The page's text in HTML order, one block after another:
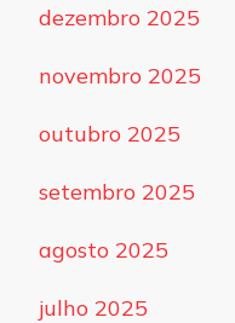
dezembro 2025
novembro 2025
outubro 2025
setembro 2025
agosto 2025
julho 2025